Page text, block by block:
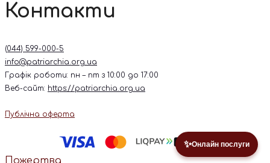
✨Онлайн послуги
Контакти
(044) 599-000-5
info@patriarchia.org.ua
Графік роботи: пн – пт з 10:00 до 17:00
Веб-сайт: https://patriarchia.org.ua
Публічна оферта
Пожертва